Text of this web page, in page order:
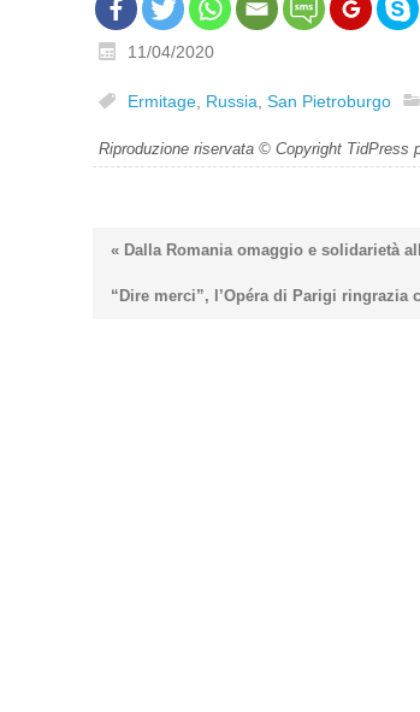
11/04/2020
Ermitage, Russia, San Pietroburgo
Riproduzione riservata © Copyright TidPress
« Dalla Romania omaggio e solidarietà
“Dire merci”, l’Opéra di Parigi